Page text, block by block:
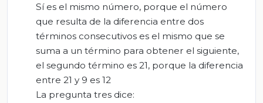
Sí es el mismo número, porque el número
que resulta de la diferencia entre dos
términos consecutivos es el mismo que se
suma a un término para obtener el siguiente,
el segundo término es 21, porque la diferencia
entre 21 y 9 es 12
La pregunta tres dice: